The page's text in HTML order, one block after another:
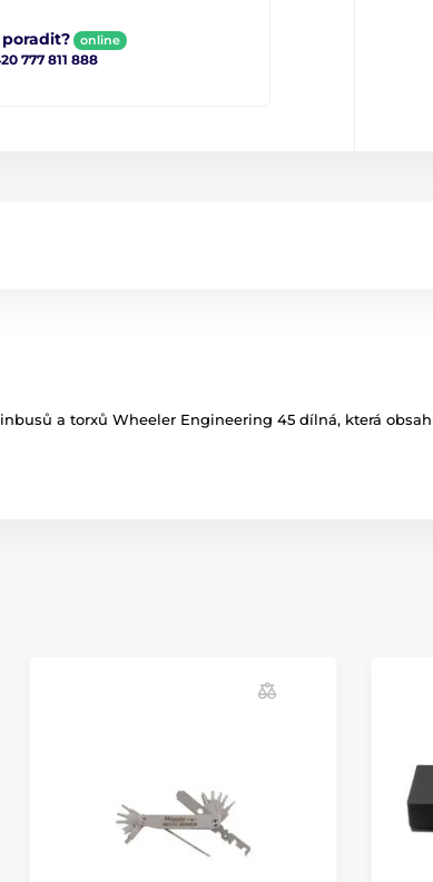
online
777 811 888
a torxů Wheeler Engineering 45 dílná, která